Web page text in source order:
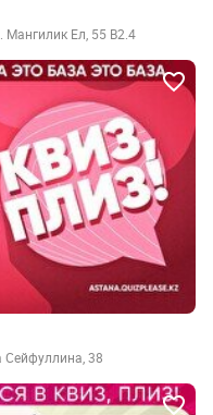
Мангилик Ел, 55 B2.4
Сейфуллина, 38